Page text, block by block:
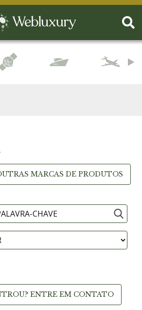
MARCAS DE PRODUTOS
ENTRE EM CONTATO